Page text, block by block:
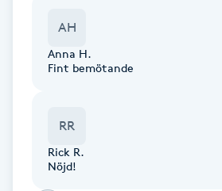
Fettreducering
Fibromassage
Fotmassage
AH
Anna H.
Fint bemötande
RR
Rick R.
Nöjd!